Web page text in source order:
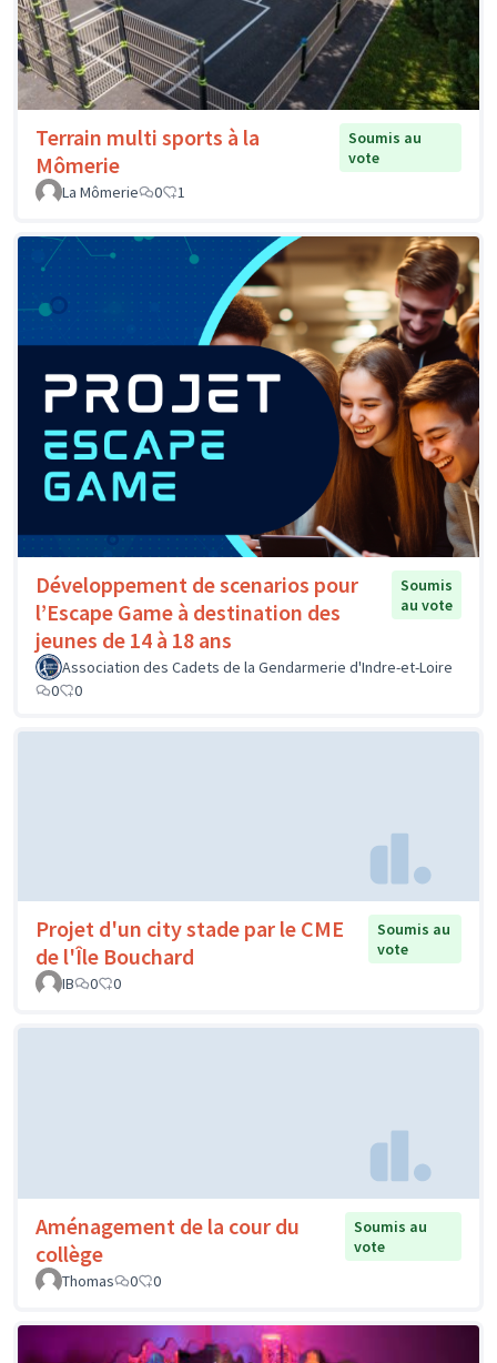
Terrain multi sports à la
Mômerie
Soumis au
vote
La Mômerie
0 1
Développement de scenarios pour
l’Escape Game à destination des
jeunes de 14 à 18 ans
Soumis
au vote
Association des Cadets de la Gendarmerie d'Indre-et-Loire
0
0
Projet d'un city stade par le CME
de l'Île Bouchard
Soumis au
vote
IB
0 0
Aménagement de la cour du
collège
Soumis au
vote
Thomas
0 0